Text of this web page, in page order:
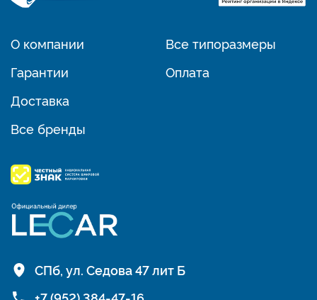
О компании
Гарантии
Доставка
Все бренды
Все типоразмеры
Оплата
СПб, ул. Седова 47 лит Б